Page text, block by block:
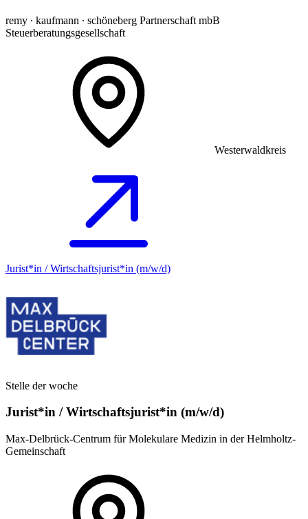
remy ∙ kaufmann ∙ schöneberg Partnerschaft mbB
Steuerberatungsgesellschaft
Westerwaldkreis
Jurist*in / Wirtschafts­jurist*in (m/w/d)
Stelle der woche
Jurist*in / Wirtschafts­jurist*in (m/w/d)
Max-Delbrück-Centrum für Molekulare Medizin in der Helmholtz-
Gemeinschaft